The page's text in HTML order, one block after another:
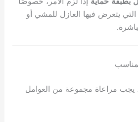
يتعرض فيها العازل للمشي أو
يجب مراعاة مجموعة من العوامل